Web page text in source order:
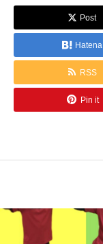
Post
Hatena
RSS
Pin it